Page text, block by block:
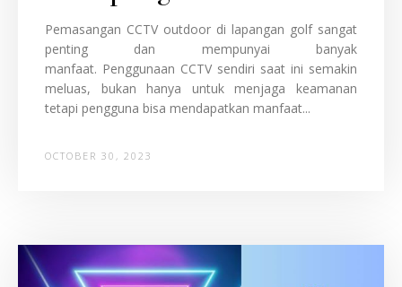
Pemasangan CCTV outdoor di lapangan golf sangat
penting dan mempunyai banyak
manfaat. Penggunaan CCTV sendiri saat ini semakin
meluas, bukan hanya untuk menjaga keamanan
tetapi pengguna bisa mendapatkan manfaat...
OCTOBER 30, 2023